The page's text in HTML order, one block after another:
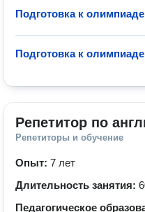
Подготовка к
Подготовка к
Репетитор по
Репетиторы и обучение
Опыт: 7 лет
Длительность занятия:
Педагогическое